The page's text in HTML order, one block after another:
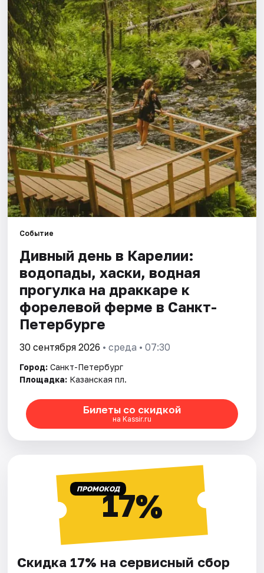
Города
Площадки
Артисты
Рейтинги
Событие
Дивный день в Карелии:
водопады, хаски, водная
прогулка на драккаре к
форелевой ферме в Санкт-
Петербурге
30 сентября 2026 • среда • 07:30
Город: Санкт-Петербург
Площадка: Казанская пл.
Билеты со скидкой
на Kassir.ru
ПРОМОКОД17%
Скидка 17% на сервисный сбор